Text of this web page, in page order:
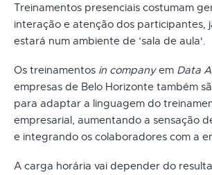
Treinamentos presenciais costumam
interação e atenção dos participantes,
estará num ambiente de ‘sala de aula'.
Os treinamentos in companyem Data
empresas de Belo Horizonte também
para adaptar a linguagem do
empresarial, aumentando a sensação
e integrando os colaboradores com a
A carga horária vai depender do